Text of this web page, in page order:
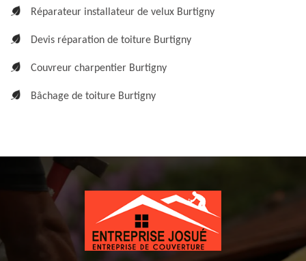
Réparateur installateur de velux Burtigny
Devis réparation de toiture Burtigny
Couvreur charpentier Burtigny
Bâchage de toiture Burtigny